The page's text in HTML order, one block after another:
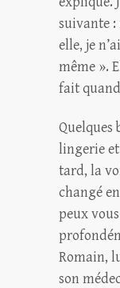
suivante
elle, je
même ».
fait
Quelques
lingerie
tard, la
changé
peux
Romain,
son